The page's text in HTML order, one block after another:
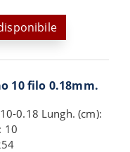
10 filo 0.18mm.
0.18 Lungh. (cm):
10